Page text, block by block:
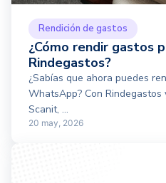
Rendición de gastos
¿Cómo rendir gastos
Rindegastos?
¿Sabías que ahora puedes
WhatsApp? Con
Scanit, ...
20 may, 2026